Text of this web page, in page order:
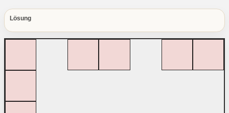
Lösung